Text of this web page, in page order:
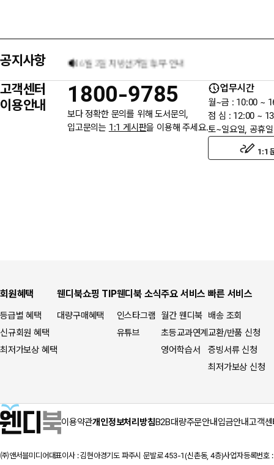
공지사항 6월 3일 지방선거일 휴무 안내
★입금자를 찾습니다.
웬디북이 '주 7일 배송' 서비스를 시작합니다.
고객센터
이용안내
1800-9785
보다 정확한 문의를 위해 도서문의,
입고문의는 1:1 게시판을 이용해 주세요.
업무시간
월~금 : 10:00 ~
점 심 : 12:00 ~
토~일요일, 공휴
1:1
회원혜택
등급별 혜택
신규회원 혜택
최저가보상 혜택
웬디북쇼핑 TIP
대량구매혜택
웬디북 소식
인스타그램
유튜브
주요 서비스
월간 웬디북
초등교과연계
영어학습서
빠른 서비스
배송 조회
교환/반품 신청
증빙서류 신청
최저가보상 신청
이용약관개인정보처리방침B2B대량주문안내입금안내고객
㈜앤서블미디어 대표이사 : 김현아경기도 파주시 문발로 453-1(신촌동, 4층)사업자등록번